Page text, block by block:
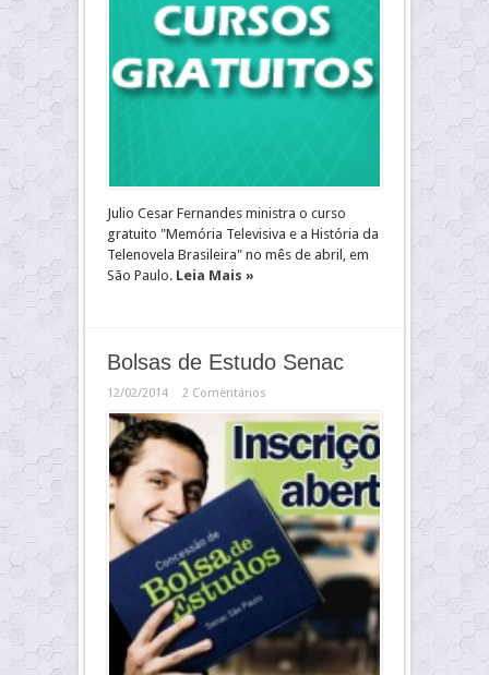
Julio Cesar Fernandes ministra o curso
gratuito "Memória Televisiva e a História da
Telenovela Brasileira" no mês de abril, em
São Paulo. Leia Mais »
Bolsas de Estudo Senac
12/02/2014 2 Comentários